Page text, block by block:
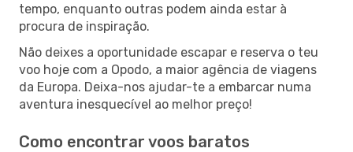
tempo, enquanto outras podem ainda estar à
procura de inspiração.
Não deixes a oportunidade escapar e reserva o teu
voo hoje com a Opodo, a maior agência de viagens
da Europa. Deixa-nos ajudar-te a embarcar numa
aventura inesquecível ao melhor preço!
Como encontrar voos baratos